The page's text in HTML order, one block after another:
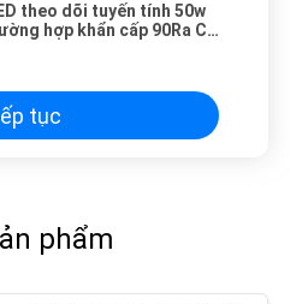
theo dõi tuyến tính 50w
hợp khẩn cấp 90Ra CRI
tục
phẩm